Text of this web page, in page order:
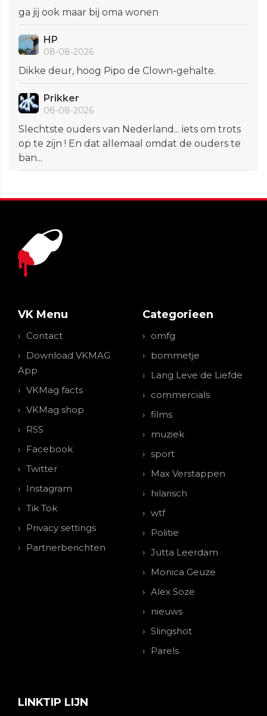
ga jij ook maar bij oma wonen
HP
08-08-2026
Dikke deur, hoog Pipo de Clown-gehalte.
Prikker
08-08-2026
Slechtste ouders van Nederland... iets om trots
op te zijn ! En dat allemaal omdat de ouders te
ban...
VK Menu
Contact
Download VKMAG
App
VKMag facts
VKMag shop
RSS
Facebook
Twitter
Instagram
Tik Tok
Privacy settings
Partnerberichten
Categorieen
omfg
bommetje
Lang Leve de Liefde
commercials
films
muziek
sport
Max Verstappen
hilarisch
wtf
Politie
Jutta Leerdam
Monica Geuze
Alex Soze
nieuws
Slingshot
Parels
LINKTIP LIJN